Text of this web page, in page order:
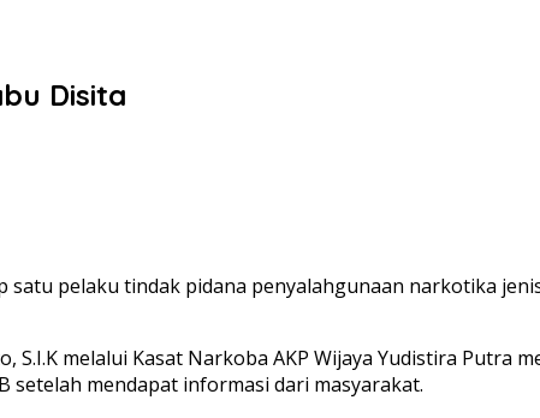
Disita
satu pelaku tindak pidana penyalahgunaan narkotika
melalui Kasat Narkoba AKP Wijaya Yudistira Putra
setelah mendapat informasi dari masyarakat.